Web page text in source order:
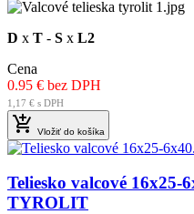
D x T - S x L2
Cena
0.95 € bez DPH
1,17 € s DPH
 Vložiť do košíka
Teliesko valcové 16x25-
TYROLIT